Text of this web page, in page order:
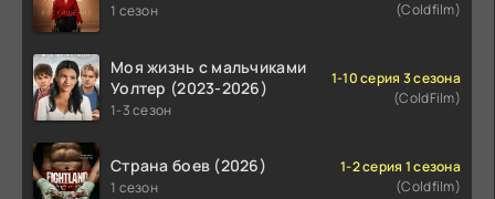
1 сезон
(Coldfilm)
Моя жизнь с мальчиками
Уолтер (2023-2026)
1-3 сезон
1-10 серия 3 сезона
(ColdFilm)
Страна боев (2026)
1 сезон
1-2 серия 1 сезона
(Coldfilm)